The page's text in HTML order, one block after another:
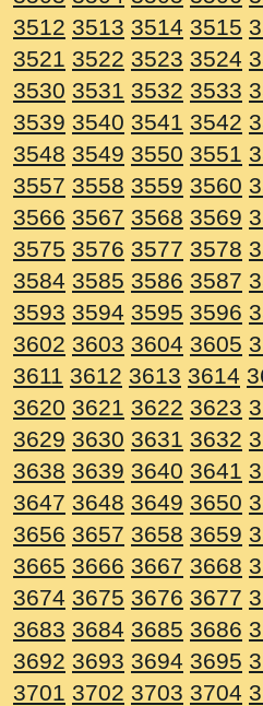
3512 3513 3514 3515
3521 3522 3523 3524
3530 3531 3532 3533
3539 3540 3541 3542
3548 3549 3550 3551
3557 3558 3559 3560
3566 3567 3568 3569
3575 3576 3577 3578
3584 3585 3586 3587
3593 3594 3595 3596
3602 3603 3604 3605
3611 3612 3613 3614
3620 3621 3622 3623
3629 3630 3631 3632
3638 3639 3640 3641
3647 3648 3649 3650
3656 3657 3658 3659
3665 3666 3667 3668
3674 3675 3676 3677
3683 3684 3685 3686
3692 3693 3694 3695
3701 3702 3703 3704